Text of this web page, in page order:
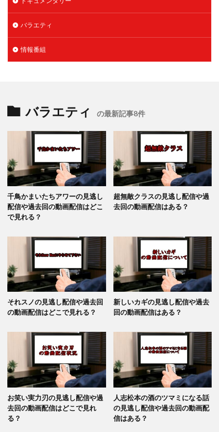
バラエティ
情報番組
バラエティ の最新記事8件
千鳥かまいたちアワーの見逃し
配信や過去回の動画配信はどこ
で見れる？
超無敵クラスの見逃し配信や過
去回の動画配信はある？
それスノの見逃し配信や過去回
の動画配信はどこで見れる？
新しいカギの見逃し配信や過去
回の動画配信はある？
お笑い実力刃の見逃し配信や過
去回の動画配信はどこで見れ
る？
人志松本の酒のツマミになる話
の見逃し配信や過去回の動画配
信はある？